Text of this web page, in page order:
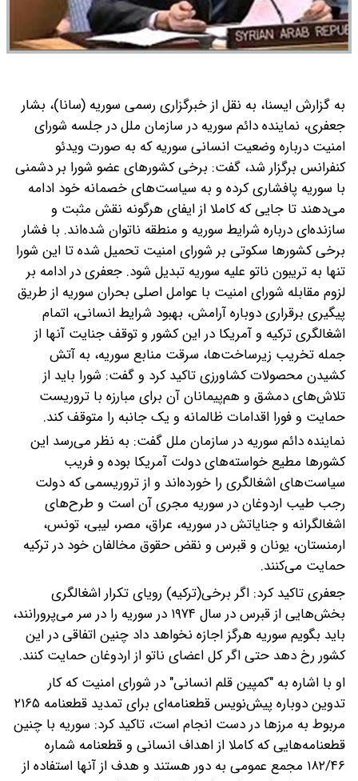
به گزارش ایسنا، به نقل از خبرگزاری رسمی سوریه (سانا)، بشار
جعفری، نماینده دائم سوریه در سازمان ملل در جلسه شورای
امنیت درباره وضعیت انسانی سوریه که به صورت ویدئو
کنفرانس برگزار شد، گفت: برخی کشورهای عضو شورا بر دشمنی
با سوریه پافشاری کرده و به سیاست‌های خصمانه خود ادامه
می‌دهند تا جایی که کاملا از ایفای هرگونه نقش مثبت و
سازنده‌ای درباره شرایط سوریه و منطقه ناتوان شده‌اند. با فشار
برخی کشورها سکوتی بر شورای امنیت تحمیل شده تا این شورا
تنها به تریبون ناتو علیه سوریه تبدیل شود. جعفری در ادامه بر
لزوم مقابله شورای امنیت با عوامل اصلی بحران سوریه از طریق
پیگیری برقراری دوباره آرامش، بهبود شرایط انسانی، اتمام
اشغالگری ترکیه و آمریکا در این کشور و توقف جنایت آنها از
جمله تخریب زیرساخت‌ها، سرقت منابع سوریه، به آتش
کشیدن محصولات کشاورزی تاکید کرد و گفت: شورا باید از
تلاش‌های دمشق و هم‌پیمانان آن برای مبارزه با تروریست
حمایت و فورا اقدامات ظالمانه و یک جانبه را متوقف کند.
نماینده دائم سوریه در سازمان ملل گفت: به نظر می‌رسد این
کشورها مطیع خواسته‌های دولت آمریکا بوده و فریب
سیاست‌های اشغالگری را خورده‌اند و از تروریسمی که دولت
رجب طیب اردوغان در سوریه مجری آن است و طرح‌های
اشغالگرانه‌ و جنایاتش در سوریه، عراق، مصر، لیبی، تونس،
ارمنستان، یونان و قبرس و نقض حقوق مخالفان خود در ترکیه
حمایت می‌کنند.
جعفری تاکید کرد: اگر برخی(ترکیه) رویای تکرار اشغالگری
بخش‌هایی از قبرس در سال ۱۹۷۴ در سوریه را در سر می‌پرورانند،
باید بگویم سوریه هرگز اجازه نخواهد داد چنین اتفاقی در این
کشور رخ دهد حتی اگر کل اعضای ناتو از اردوغان حمایت کنند.
او با اشاره به "کمپین قلم انسانی" در شورای امنیت که کار
تدوین دوباره پیش‌نویس قطعنامه‌ای برای تمدید قطعنامه ۲۱۶۵
مربوط به مرزها در دست انجام است، تاکید کرد: سوریه با چنین
قطعنامه‌هایی که کاملا از اهداف انسانی و قطعنامه شماره
۱۸۲/۴۶ مجمع عمومی به دور هستند و هدف از آنها استفاده از